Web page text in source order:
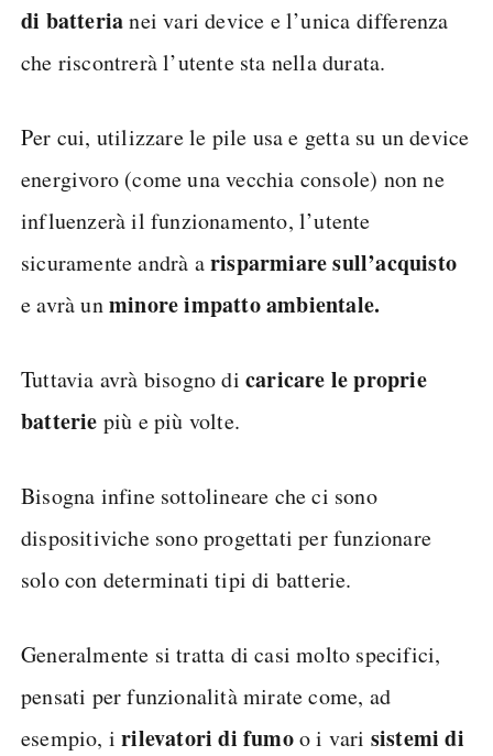
di batterianei vari device e l’unica differenza
che riscontrerà l’utente sta nella durata.
Per cui, utilizzare le pile usa e getta su un device
energivoro (come una vecchia console) non ne
influenzerà il funzionamento, l’utente
sicuramente andrà arisparmiare sull’acquisto
e avrà unminore impatto ambientale.
Tuttavia avrà bisogno di caricare le proprie
batterie più e più volte.
Bisogna infine sottolineare che ci sono
dispositiviche sono progettati per funzionare
solo con determinati tipi di batterie.
Generalmente si tratta di casi molto specifici,
pensati per funzionalità mirate come, ad
esempio, irilevatori di fumoo i vari sistemi di